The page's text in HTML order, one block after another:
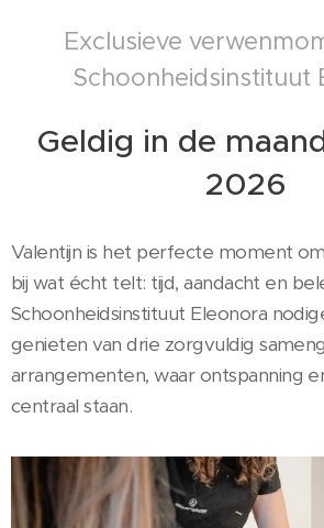
Exclusieve
Schoonheidsinstituut
Geldig in de
2026
Valentijn is het perfecte moment
bij wat écht telt: tijd, aandacht en
Schoonheidsinstituut Eleonora
genieten van drie zorgvuldig
arrangementen, waar ontspanning
centraal staan.